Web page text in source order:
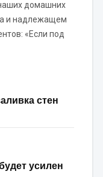
домашних
и надлежащем
«Если под
стен
усилен